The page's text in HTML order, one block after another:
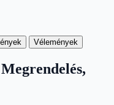
Vélemények